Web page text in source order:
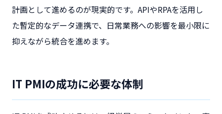
計画として進めるのが現実的です。APIやRPAを活用し
た暫定的なデータ連携で、日常業務への影響を最小限に
抑えながら統合を進めます。
IT PMIの成功に必要な体制